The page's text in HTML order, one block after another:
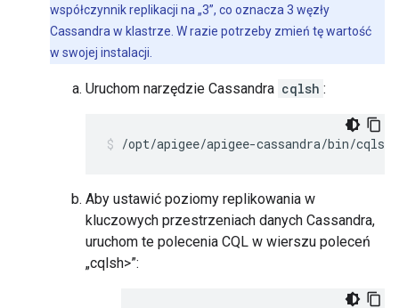
współczynnik replikacji na „3”, co oznacza 3 węzły
Cassandra w klastrze. W razie potrzeby zmień tę wartość
w swojej instalacji.
Uruchom narzędzie Cassandra cqlsh :
/opt/apigee/apigee-cassandra/bin/cqlsh
Aby ustawić poziomy replikowania w
kluczowych przestrzeniach danych Cassandra,
uruchom te polecenia CQL w wierszu poleceń
„cqlsh>”: